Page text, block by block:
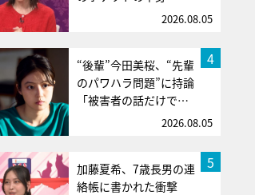
2026.08.05
4
“後輩”今田美桜、“先輩
のパワハラ問題”に持論
「被害者の話だけで…
2026.08.05
5
加藤夏希、7歳長男の連
絡帳に書かれた衝撃